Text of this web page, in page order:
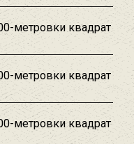
метровки квадрат
метровки квадрат
метровки квадрат